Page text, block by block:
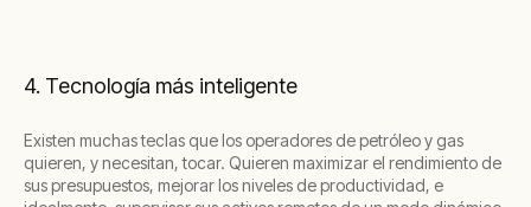
4. Tecnología más inteligente
Existen muchas teclas que los operadores de petróleo y gas
quieren, y necesitan, tocar. Quieren maximizar el rendimiento de
sus presupuestos, mejorar los niveles de productividad, e